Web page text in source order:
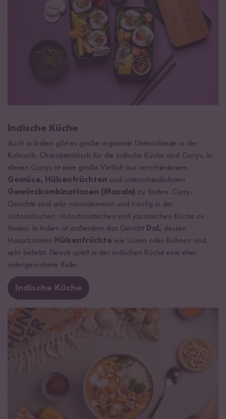
Indische Küche
Auch in Indien gibt es große regionale Unterschiede in der
Kulinarik. Charakteristisch für die indische Küche sind Currys. In
diesen Currys ist eine große Vielfalt aus verschiedenem
Gemüse, Hülsenfrüchten und unterschiedlichsten
Gewürzkombinationen (Masala) zu finden. Curry-
Gerichte sind sehr variantenreich und häufig in der
südasiatischen, südostasiatischen und japanischen Küche zu
finden. In Indien ist außerdem das Gericht Dal, dessen
Hauptzutaten Hülsenfrüchte wie Linsen oder Bohnen sind,
sehr beliebt. Fleisch spielt in der indischen Küche eine eher
untergeordnete Rolle.
Indische Küche